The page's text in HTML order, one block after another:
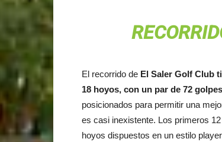
El recorrido de El Saler Golf Club
18 hoyos, con un par de 72 golpes
posicionados para permitir una
es casi inexistente. Los primeros
hoyos dispuestos en un estilo